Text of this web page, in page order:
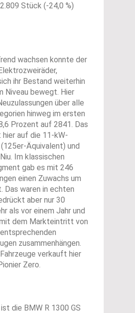
Stück (-24,0 %)
wachsen konnte der
ihr Bestand weiterhin
Niveau bewegt. Hier
über alle
hinweg im ersten
Prozent auf 2841. Das
auf die 11-kW-
Äquivalent) und
Im klassischen
gab es mit 246
einen Zuwachs um
Das waren in echten
aber nur 30
als vor einem Jahr und
dem Markteintritt von
zusammenhängen.
verkauft hier
Zero.
die BMW R 1300 GS